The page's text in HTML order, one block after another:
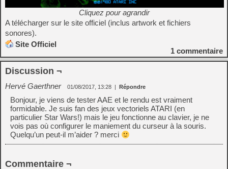
Cliquez pour agrandir
A télécharger sur le site officiel (inclus artwork et fichiers
sonores).
Site Officiel
1 commentaire
Discussion ¬
Hervé Gaerthner 01/08/2017, 13:28 | Répondre
Bonjour, je viens de tester AAE et le rendu est vraiment
formidable. Je suis fan des jeux vectoriels ATARI (en
particulier Star Wars!) mais le jeu fonctionne au clavier, je ne
vois pas où configurer le maniement du curseur à la souris.
Quelqu’un peut-il m’aider ? merci
Commentaire ¬